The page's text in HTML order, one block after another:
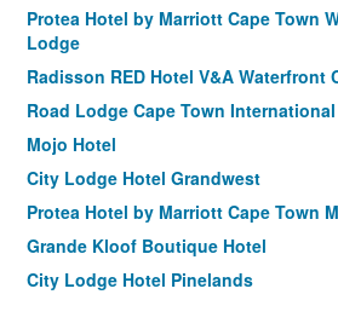
Protea Hotel by Marriott Cape Town
Lodge
Radisson RED Hotel V&A Waterfront
Road Lodge Cape Town
Mojo Hotel
City Lodge Hotel Grandwest
Protea Hotel by Marriott Cape Town
Grande Kloof Boutique Hotel
City Lodge Hotel Pinelands